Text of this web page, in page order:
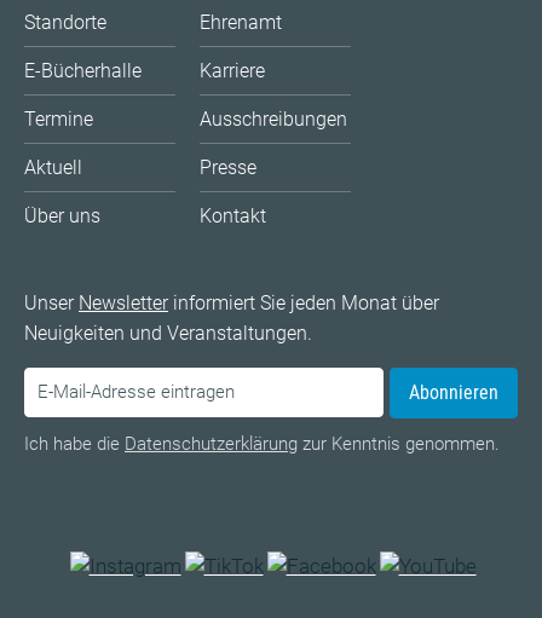
Standorte
E-Bücherhalle
Termine
Aktuell
Über uns
Ehrenamt
Karriere
Ausschreibungen
Presse
Kontakt
Unser Newsletterinformiert Sie jeden Monat über
Neuigkeiten und Veranstaltungen.
Abonnieren
Ich habe die Datenschutzerklärung zur Kenntnis genommen.